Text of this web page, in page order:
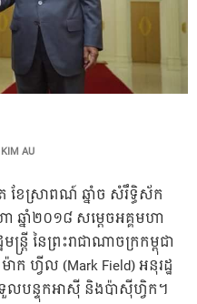
AU
ខែស្រាពណ៍ ឆ្នាំច សំរឹទ្ធិស័ក
នាំ២០១៨ សម្តេចអគ្គមហា
រី នៃព្រះរាជាណាចក្រកម្ពុជា
ក​ ហ្វីល (Mark Field) អនុរដ្ឋ
ទួលបន្ទុកអាស៊ី និងប៉ាស៊ីហ្វិក។